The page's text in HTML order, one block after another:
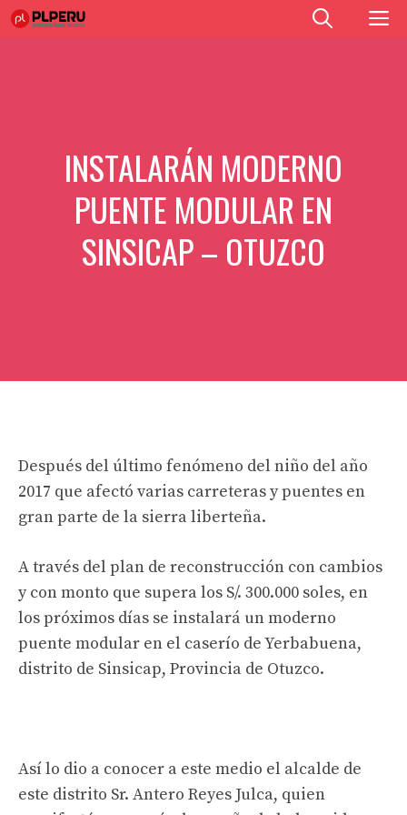
Saltar
INSTALARÁN MODERNO
PUENTE MODULAR EN
SINSICAP – OTUZCO
Después del último fenómeno del niño del año
2017 que afectó varias carreteras y puentes en
gran parte de la sierra liberteña.
A través del plan de reconstrucción con cambios
y con monto que supera los S/. 300.000 soles, en
los próximos días se instalará un moderno
puente modular en el caserío de Yerbabuena,
distrito de Sinsicap, Provincia de Otuzco.
Así lo dio a conocer a este medio el alcalde de
este distrito Sr. Antero Reyes Julca, quien